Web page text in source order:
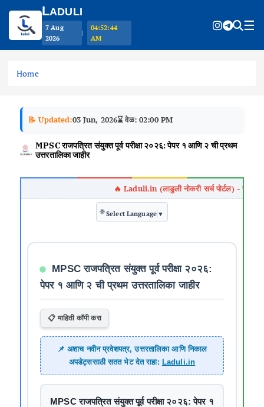
Home
📝 Updated:03 Jun, 2026⌛ वेळ: 02:00 PM
MPSC राजपत्रित संयुक्त पूर्व परीक्षा २०२६: पेपर १ आणि २ ची प्रथम
उत्तरतालिका जाहीर
🌐 Select Language ▼
MPSC राजपत्रित संयुक्त पूर्व परीक्षा २०२६:
पेपर १ आणि २ ची प्रथम उत्तरतालिका जाहीर
📋 माहिती कॉपी करा
📌 अशाच नवीन प्रवेशपत्र, उत्तरतालिका आणि निकाल
अपडेट्ससाठी सतत भेट देत राहा: Laduli.in
MPSC राजपत्रित संयुक्त पूर्व परीक्षा २०२६: पेपर १
LADULI
7 Aug
2026
|
04:52:44
AM
☰